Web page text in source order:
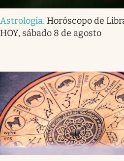
Astrología. Horóscopo de
HOY, sábado 8 de agosto